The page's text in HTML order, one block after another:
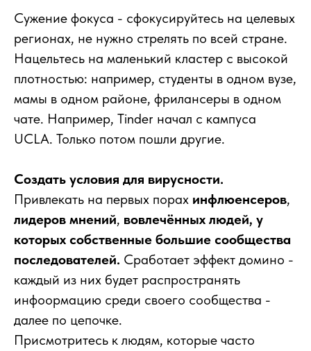
Сужение фокуса - сфокусируйтесь на целевых
регионах, не нужно стрелять по всей стране.
Нацельтесь на маленький кластер с высокой
плотностью: например, студенты в одном вузе,
мамы в одном районе, фрилансеры в одном
чате. Например, Tinder начал с кампуса
UCLA. Только потом пошли другие.
Создать условия для вирусности.
Привлекать на первых порах инфлюенсеров,
лидеров мнений, вовлечённых людей, у
которых собственные большие сообщества
последователей. Сработает эффект домино -
каждый из них будет распространять
инфоормацию среди своего сообщества -
далее по цепочке.
Присмотритесь к людям, которые часто